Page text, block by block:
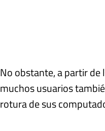
No obstante, a partir de
muchos usuarios
rotura de sus